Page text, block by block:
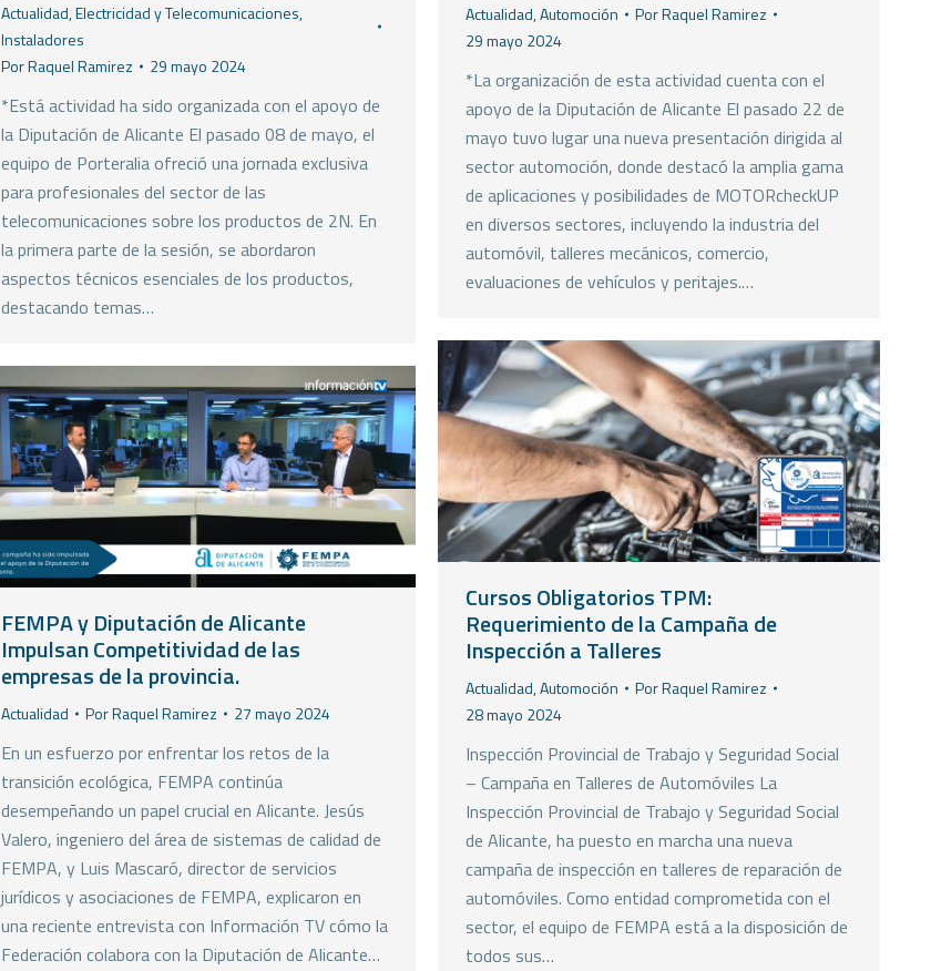
Actualidad,Electricidad y Telecomunicaciones,
Instaladores
PorRaquel Ramirez 29 mayo 2024
*Está actividad ha sido organizada con el apoyo de
la Diputación de Alicante El pasado 08 de mayo, el
equipo de Porteralia ofreció una jornada exclusiva
para profesionales del sector de las
telecomunicaciones sobre los productos de 2N. En
la primera parte de la sesión, se abordaron
aspectos técnicos esenciales de los productos,
destacando temas…
Actualidad,Automoción PorRaquel Ramirez
29 mayo 2024
*La organización de esta actividad cuenta con el
apoyo de la Diputación de Alicante El pasado 22 de
mayo tuvo lugar una nueva presentación dirigida al
sector automoción, donde destacó la amplia gama
de aplicaciones y posibilidades de MOTORcheckUP
en diversos sectores, incluyendo la industria del
automóvil, talleres mecánicos, comercio,
evaluaciones de vehículos y peritajes.…
Cursos Obligatorios TPM:
Requerimiento de la Campaña de
Inspección a Talleres
Actualidad,Automoción PorRaquel Ramirez
28 mayo 2024
Inspección Provincial de Trabajo y Seguridad Social
– Campaña en Talleres de Automóviles La
Inspección Provincial de Trabajo y Seguridad Social
de Alicante, ha puesto en marcha una nueva
campaña de inspección en talleres de reparación de
automóviles. Como entidad comprometida con el
sector, el equipo de FEMPA está a la disposición de
todos sus…
FEMPA y Diputación de Alicante
Impulsan Competitividad de las
empresas de la provincia.
Actualidad PorRaquel Ramirez 27 mayo 2024
En un esfuerzo por enfrentar los retos de la
transición ecológica, FEMPA continúa
desempeñando un papel crucial en Alicante. Jesús
Valero, ingeniero del área de sistemas de calidad de
FEMPA, y Luis Mascaró, director de servicios
jurídicos y asociaciones de FEMPA, explicaron en
una reciente entrevista con Información TV cómo la
Federación colabora con la Diputación de Alicante…